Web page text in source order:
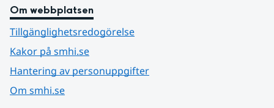
Om webbplatsen
Tillgänglighetsredogörelse
Kakor på smhi.se
Hantering av personuppgifter
Om smhi.se